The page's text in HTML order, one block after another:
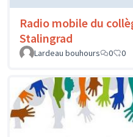
Radio mobile du
Stalingrad
Lardeau bouhours
0 0